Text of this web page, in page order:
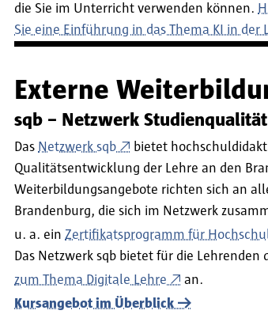
die Sie im Unterricht verwenden können.
Sie eine Einführung in das Thema KI in der
Externe
sqb – Netzwerk
Das Netzwerk sqb
bietet
Qualitätsentwicklung der Lehre an den
Weiterbildungsangebote richten sich an
Brandenburg, die sich im Netzwerk
u. a. ein Zertifikatsprogramm für
Das Netzwerk sqb bietet für die Lehrenden
zum Thema Digitale Lehre
an.
Kursangebot im Überblick